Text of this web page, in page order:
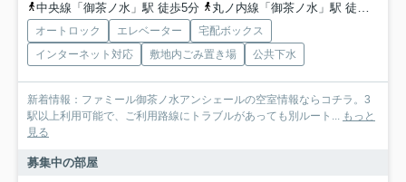
中央線「御茶ノ水」駅 徒歩5分
丸ノ内線「御茶ノ水」駅 徒歩6分
オートロック エレベーター
宅配ボックス
インターネット対応
敷地内ごみ置き場 公共下水
新着情報：ファミール御茶ノ水アンシェールの空室情報ならコチラ。3
駅以上利用可能で、ご利用路線にトラブルがあっても別ルート... もっと
見る
募集中の部屋